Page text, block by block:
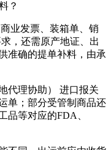
？
业发票、装箱单、销
，还需原产地证、出
准确的提单补料，由承
代理协助） 进口报关
单；部分受管制商品还
品等对应的FDA、